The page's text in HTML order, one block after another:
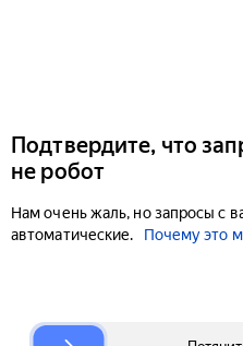
Подтвердите, что
не робот
Нам очень жаль, но запросы с
автоматические.
Почему это